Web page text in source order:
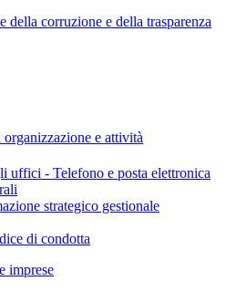
della corruzione e della trasparenza
e attività
uffici - Telefono e posta elettronica
strategico gestionale
di condotta
imprese